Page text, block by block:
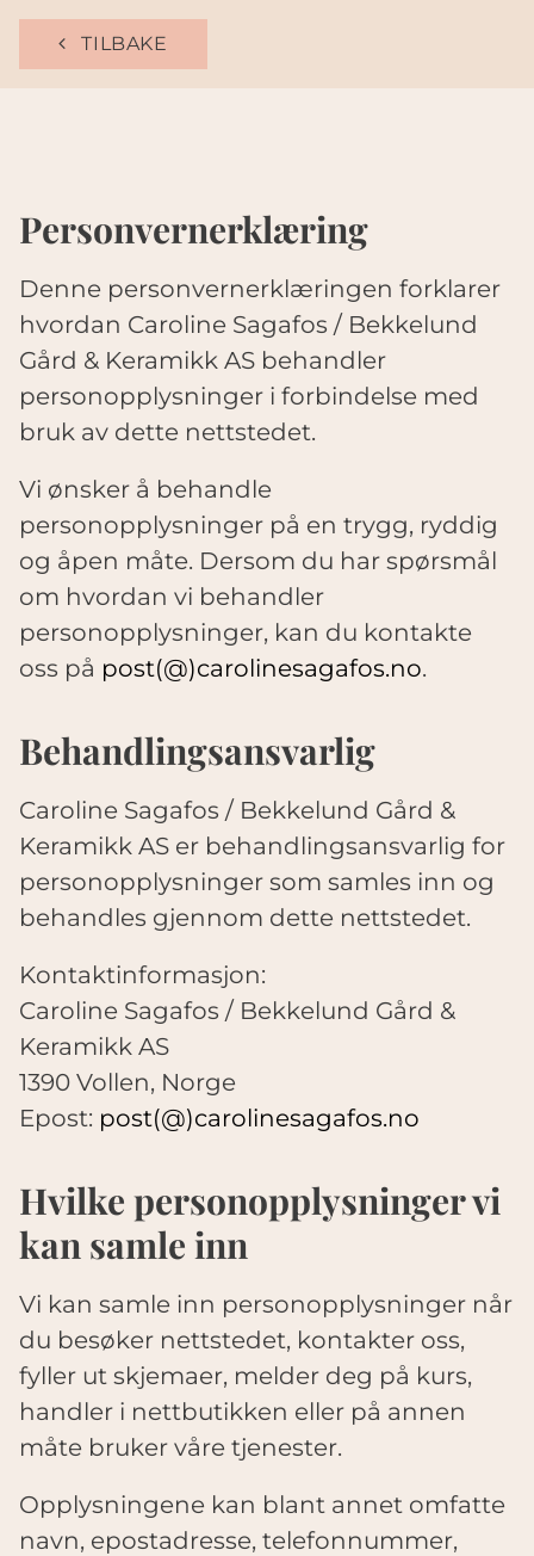
TILBAKE
Personvernerklæring
Denne personvernerklæringen forklarer
hvordan Caroline Sagafos / Bekkelund
Gård & Keramikk AS behandler
personopplysninger i forbindelse med
bruk av dette nettstedet.
Vi ønsker å behandle
personopplysninger på en trygg, ryddig
og åpen måte. Dersom du har spørsmål
om hvordan vi behandler
personopplysninger, kan du kontakte
oss på post(@)carolinesagafos.no.
Behandlingsansvarlig
Caroline Sagafos / Bekkelund Gård &
Keramikk AS er behandlingsansvarlig for
personopplysninger som samles inn og
behandles gjennom dette nettstedet.
Kontaktinformasjon:
Caroline Sagafos / Bekkelund Gård &
Keramikk AS
1390 Vollen, Norge
Epost: post(@)carolinesagafos.no
Hvilke personopplysninger vi
kan samle inn
Vi kan samle inn personopplysninger når
du besøker nettstedet, kontakter oss,
fyller ut skjemaer, melder deg på kurs,
handler i nettbutikken eller på annen
måte bruker våre tjenester.
Opplysningene kan blant annet omfatte
navn, epostadresse, telefonnummer,